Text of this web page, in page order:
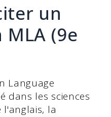
un
(9e
Language
dans les sciences
la